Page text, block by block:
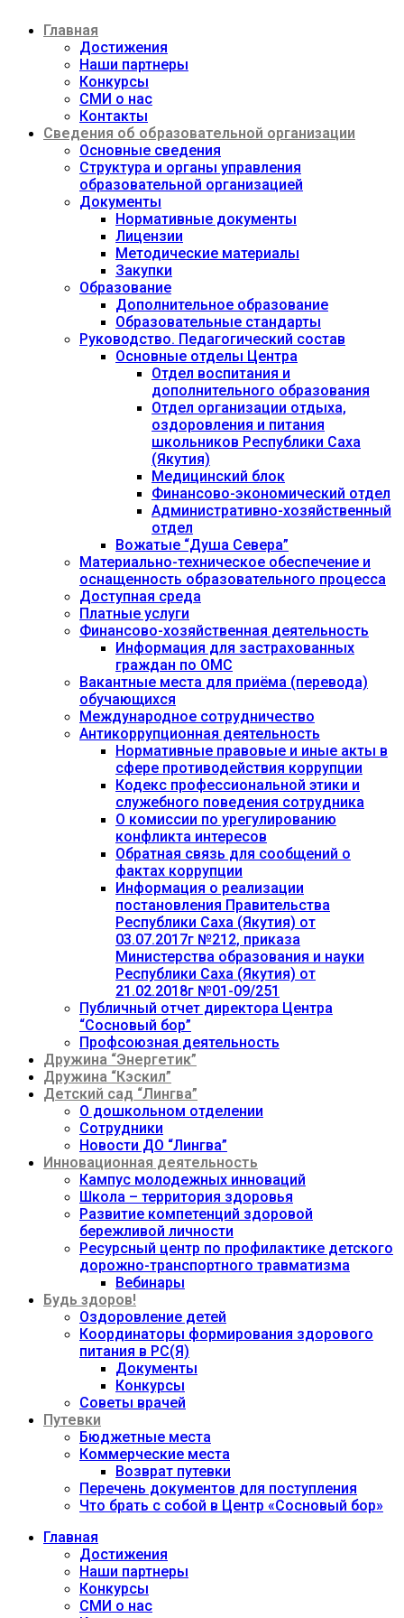
содержимому
Главная
Достижения
Наши партнеры
Конкурсы
СМИ о нас
Контакты
Сведения об образовательной организации
Основные сведения
Структура и органы управления
образовательной организацией
Документы
Нормативные документы
Лицензии
Методические материалы
Закупки
Образование
Дополнительное образование
Образовательные стандарты
Руководство. Педагогический состав
Основные отделы Центра
Отдел воспитания и
дополнительного образования
Отдел организации отдыха,
оздоровления и питания
школьников Республики Саха
(Якутия)
Медицинский блок
Финансово-экономический отдел
Административно-хозяйственный
отдел
Вожатые “Душа Севера”
Материально-техническое обеспечение и
оснащенность образовательного процесса
Доступная среда
Платные услуги
Финансово-хозяйственная деятельность
Информация для застрахованных
граждан по ОМС
Вакантные места для приёма (перевода)
обучающихся
Международное сотрудничество
Антикоррупционная деятельность
Нормативные правовые и иные акты в
сфере противодействия коррупции
Кодекс профессиональной этики и
служебного поведения сотрудника
О комиссии по урегулированию
конфликта интересов
Обратная связь для сообщений о
фактах коррупции
Информация о реализации
постановления Правительства
Республики Саха (Якутия) от
03.07.2017г №212, приказа
Министерства образования и науки
Республики Саха (Якутия) от
21.02.2018г №01-09/251
Публичный отчет директора Центра
“Сосновый бор”
Профсоюзная деятельность
Дружина “Энергетик”
Дружина “Кэскил”
Детский сад “Лингва”
О дошкольном отделении
Сотрудники
Новости ДО “Лингва”
Инновационная деятельность
Кампус молодежных инноваций
Школа – территория здоровья
Развитие компетенций здоровой
бережливой личности
Ресурсный центр по профилактике детского
дорожно-транспортного травматизма
Вебинары
Будь здоров!
Оздоровление детей
Координаторы формирования здорового
питания в РС(Я)
Документы
Конкурсы
Советы врачей
Путевки
Бюджетные места
Коммерческие места
Возврат путевки
Перечень документов для поступления
Что брать с собой в Центр «Сосновый бор»
Главная
Достижения
Наши партнеры
Конкурсы
СМИ о нас